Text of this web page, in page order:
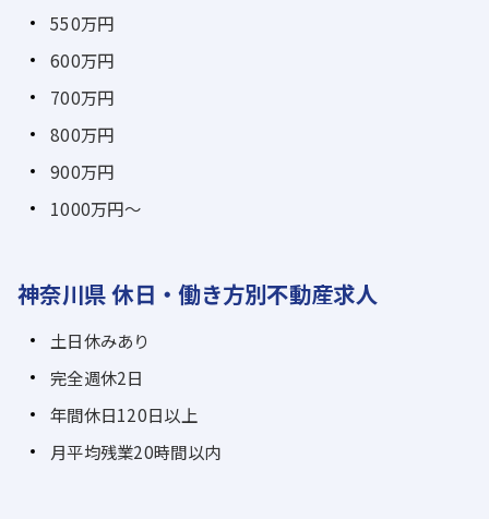
550万円
600万円
700万円
800万円
900万円
1000万円～
神奈川県 休日・働き方別不動産求人
土日休みあり
完全週休2日
年間休日120日以上
月平均残業20時間以内